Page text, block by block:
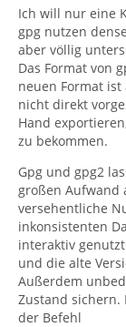
Ich will nur eine
gpg nutzen
aber völlig
Das Format von
neuen Format
nicht direkt
Hand
zu bekommen.
Gpg und gpg2
großen Aufwand
versehentliche
inkonsistenten
interaktiv
und die alte
Außerdem
Zustand sichern.
der Befehl